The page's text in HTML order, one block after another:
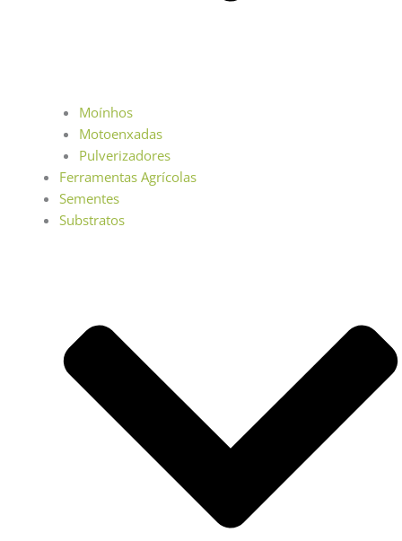
Moínhos
Motoenxadas
Pulverizadores
Ferramentas Agrícolas
Sementes
Substratos